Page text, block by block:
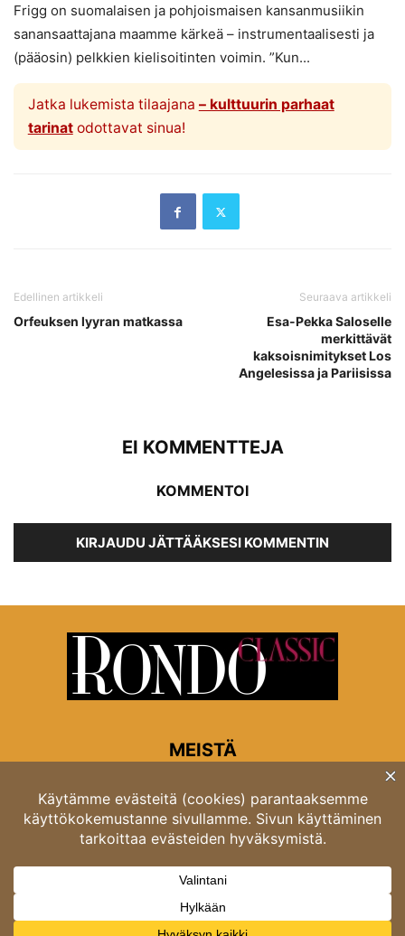
Frigg on suomalaisen ja pohjoismaisen kansanmusiikin
sanansaattajana maamme kärkeä – instrumentaalisesti ja
(pääosin) pelkkien kielisoitinten voimin. ”Kun...
Jatka lukemista tilaajana – kulttuurin parhaat
tarinatodottavat sinua!
Edellinen artikkeli
Orfeuksen lyyran matkassa
Seuraava artikkeli
Esa-Pekka Saloselle
merkittävät
kaksoisnimitykset Los
Angelesissa ja Pariisissa
EI KOMMENTTEJA
KOMMENTOI
KIRJAUDU JÄTTÄÄKSESI KOMMENTIN
MEISTÄ
Rondon toimitus
Opastinsilta 6A 00520 Helsinki
Asiakaspalvelu: puh. 03 4246 5318
asiakaspalvelu@rondo.fi
Ota meihin yhteyttä:toimitus@rondo.fi